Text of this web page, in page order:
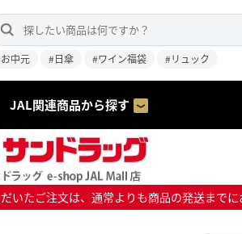
中元 #日傘 #ワイン福袋 #リュック
JAL関連商品から探す
たご注文は、通常よりも商品の発送まで